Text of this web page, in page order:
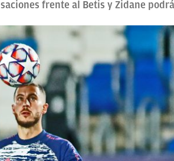
frente al Betis y Zidane